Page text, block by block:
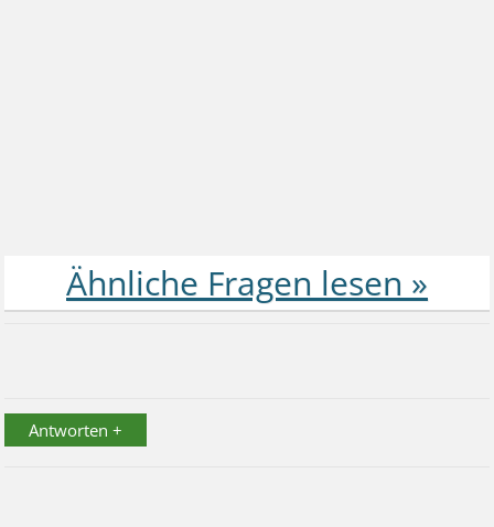
Antworten +